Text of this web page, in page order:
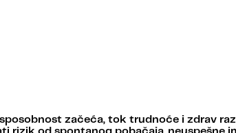
začeća, tok trudnoće i zdrav